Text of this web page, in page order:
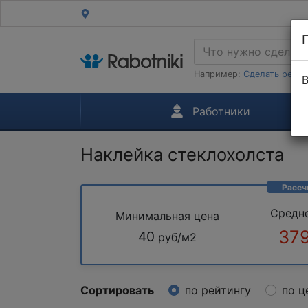
Например: Сделать
Работники
Наклейка стеклохолста
Минимальная цена
40 руб/м2
Сортировать по рейтингу по